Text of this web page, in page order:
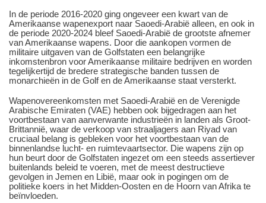
In de periode 2016-2020 ging ongeveer een kwart van de
Amerikaanse wapenexport naar Saoedi-Arabië alleen, en ook in
de periode 2020-2024 bleef Saoedi-Arabië de grootste afnemer
van Amerikaanse wapens. Door die aankopen vormen de
militaire uitgaven van de Golfstaten een belangrijke
inkomstenbron voor Amerikaanse militaire bedrijven en worden
tegelijkertijd de bredere strategische banden tussen de
monarchieën in de Golf en de Amerikaanse staat versterkt.
Wapenovereenkomsten met Saoedi-Arabië en de Verenigde
Arabische Emiraten (VAE) hebben ook bijgedragen aan het
voortbestaan van aanverwante industrieën in landen als Groot-
Brittannië, waar de verkoop van straaljagers aan Riyad van
cruciaal belang is gebleken voor het voortbestaan van de
binnenlandse lucht- en ruimtevaartsector. Die wapens zijn op
hun beurt door de Golfstaten ingezet om een steeds assertiever
buitenlands beleid te voeren, met de meest destructieve
gevolgen in Jemen en Libië, maar ook in pogingen om de
politieke koers in het Midden-Oosten en de Hoorn van Afrika te
beïnvloeden.